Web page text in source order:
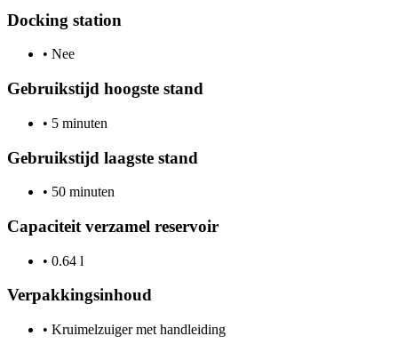
Docking station
• Nee
Gebruikstijd hoogste stand
• 5 minuten
Gebruikstijd laagste stand
• 50 minuten
Capaciteit verzamel reservoir
• 0.64 l
Verpakkingsinhoud
• Kruimelzuiger met handleiding